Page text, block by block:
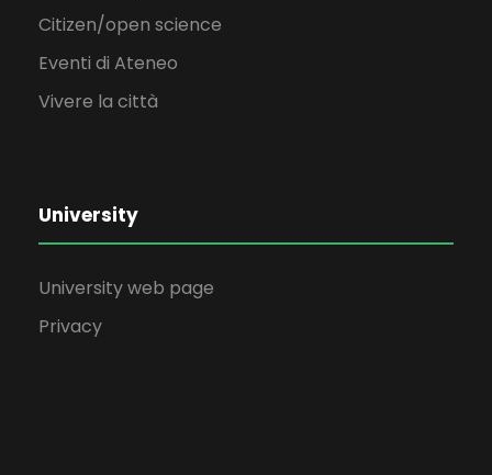
Citizen/open science
Eventi di Ateneo
Vivere la città
University
University web page
Privacy